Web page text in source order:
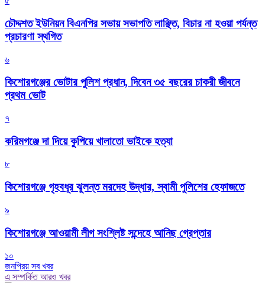
চৌদ্দশত ইউনিয়ন বিএনপির সভায় সভাপতি লাঞ্ছিত, বিচার না হওয়া পর্যন্ত
প্রচারণা স্থগিত
৬
কিশোরগঞ্জের ভোটার পুলিশ প্রধান, দিবেন ৩৫ বছরের চাকরী জীবনে
প্রথম ভোট
৭
করিমগঞ্জে দা দিয়ে কুপিয়ে খালাতো ভাইকে হত্যা
৮
কিশোরগঞ্জে গৃহবধূর ঝুলন্ত মরদেহ উদ্ধার, স্বামী পুলিশের হেফাজতে
৯
কিশোরগঞ্জে আওয়ামী লীগ সংশ্লিষ্ট সন্দেহে আনিছ গ্রেপ্তার
১০
জনপ্রিয় সব খবর
এ সম্পর্কিত আরও খবর